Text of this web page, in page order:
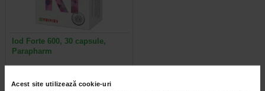
Acest site utilizează cookie-uri
Iod Forte 600, 30 capsule,
Parapharm